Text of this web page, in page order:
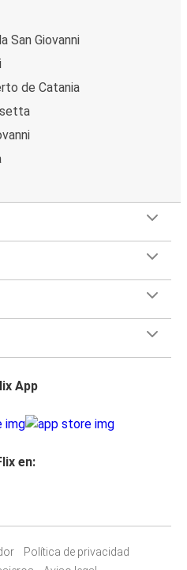
San Giovanni
de Catania
App
en:
Política de privacidad